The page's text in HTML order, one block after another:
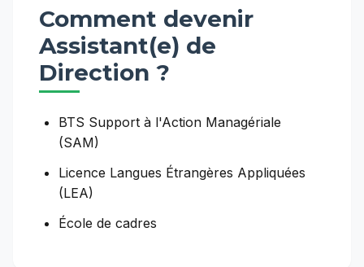
Comment devenir
Assistant(e) de
Direction ?
BTS Support à l'Action Managériale
(SAM)
Licence Langues Étrangères Appliquées
(LEA)
École de cadres